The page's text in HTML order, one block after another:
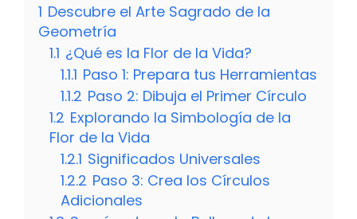
1 Descubre el Arte Sagrado de la
Geometría
1.1 ¿Qué es la Flor de la Vida?
1.1.1 Paso 1: Prepara tus Herramientas
1.1.2 Paso 2: Dibuja el Primer Círculo
1.2 Explorando la Simbología de la
Flor de la Vida
1.2.1 Significados Universales
1.2.2 Paso 3: Crea los Círculos
Adicionales